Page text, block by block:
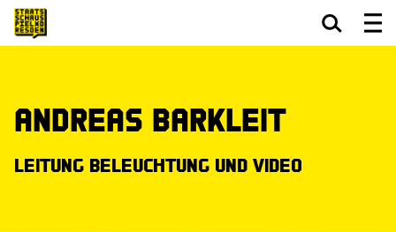
Andreas Barkleit
Leitung Beleuchtung und Video